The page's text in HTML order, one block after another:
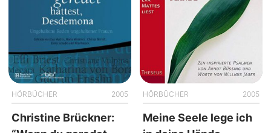
HÖRBÜCHER 2005
Christine Brückner:
HÖRBÜCHER 2005
Meine Seele lege ich